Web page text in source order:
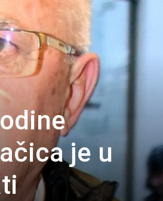
je u